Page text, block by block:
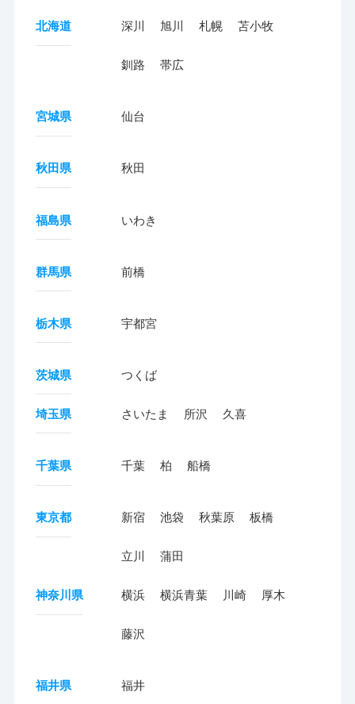
北海道 深川 旭川 札幌 苫小牧
釧路 帯広
宮城県 仙台
秋田県 秋田
福島県 いわき
群馬県 前橋
栃木県 宇都宮
茨城県 つくば
埼玉県 さいたま 所沢 久喜
千葉県 千葉 柏 船橋
東京都 新宿 池袋 秋葉原 板橋
立川 蒲田
神奈川県 横浜 横浜青葉 川崎 厚木
藤沢
福井県 福井